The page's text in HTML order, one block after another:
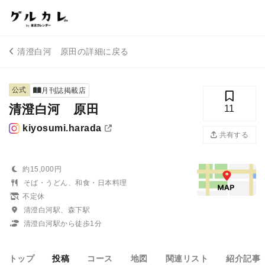
清澄白河 原田の詳細に戻る
公式 月刊誌掲載店
清澄白河 原田
kiyosumi.harada
11
共有する
約15,000円
そば・うどん、和食・日本料理
不定休
清澄白河駅、森下駅
清澄白河駅から徒歩1分
トップ 投稿 コース 地図 関連リスト 紹介記事